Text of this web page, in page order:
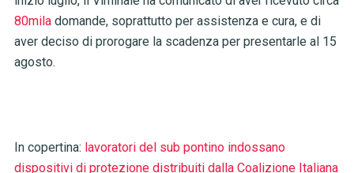
80miladomande, soprattutto per assistenza e cura, e di
aver deciso di prorogare la scadenza per presentarle al 15
agosto.
In copertina: lavoratori del sub pontino indossano
dispositivi di protezione distribuiti dalla Coalizione Italiana